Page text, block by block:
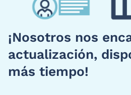
¡Nosotros nos
actualización,
más tiempo!